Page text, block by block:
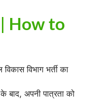
How to
विभाग भर्ती का
अपनी पात्रता को